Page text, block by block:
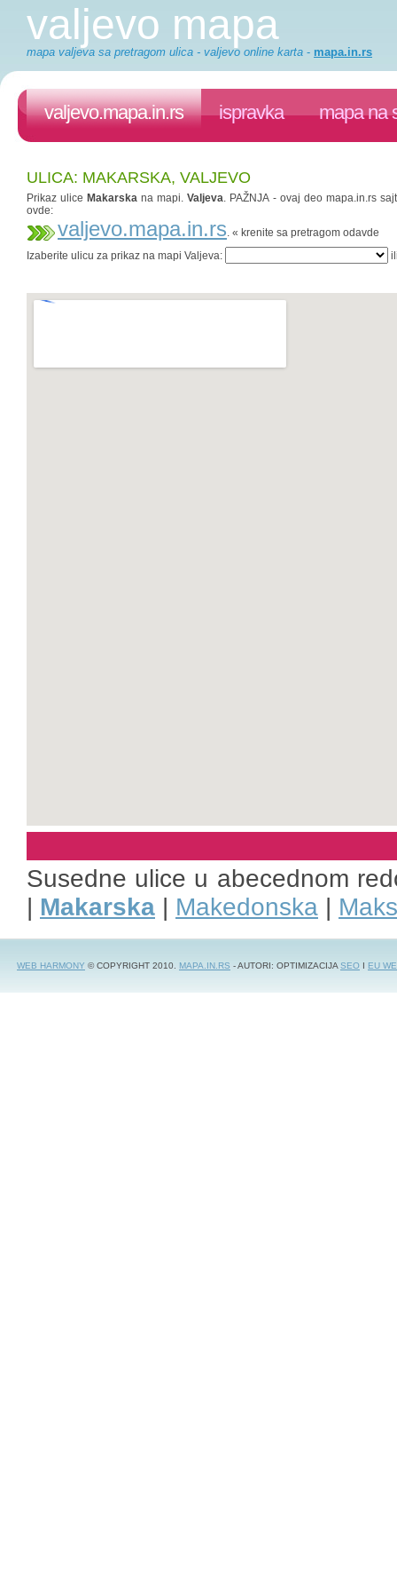
valjevo mapa
mapa valjeva sa pretragom ulica - valjevo online karta - mapa.in.rs
valjevo.mapa.in.rs ispravka mapa na
ULICA: MAKARSKA, VALJEVO
Prikaz ulice Makarska na mapi.Valjeva. PAŽNJA - ovaj deo mapa.in.rs
ovde:
valjevo.mapa.in.rs. « krenite sa pretragom odavde
Izaberite ulicu za prikaz na mapi Valjeva:
Susedne ulice u abecednom
| Makarska | Makedonska |
WEB HARMONY © COPYRIGHT 2010. MAPA.IN.RS - AUTORI: OPTIMIZACIJASEO I EU